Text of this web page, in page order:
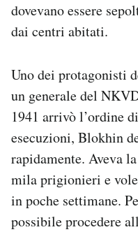
dovevano essere
dai centri abitati.
Uno dei protagonisti
un generale del
1941 arrivò l’ordine
esecuzioni, Blokhin
rapidamente. Aveva
mila prigionieri e
in poche settimane.
possibile procedere